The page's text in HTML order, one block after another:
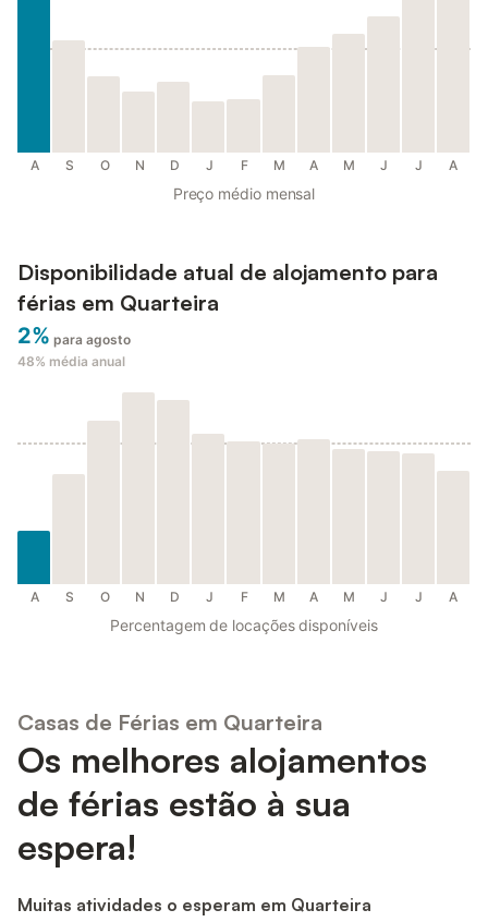
A S O N D J F M A M J J A
Preço médio mensal
Disponibilidade atual de alojamento para
férias em Quarteira
2% para agosto
48% média anual
A S O N D J F M A M J J A
Percentagem de locações disponíveis
Casas de Férias em Quarteira
Os melhores alojamentos
de férias estão à sua
espera!
Muitas atividades o esperam em Quarteira